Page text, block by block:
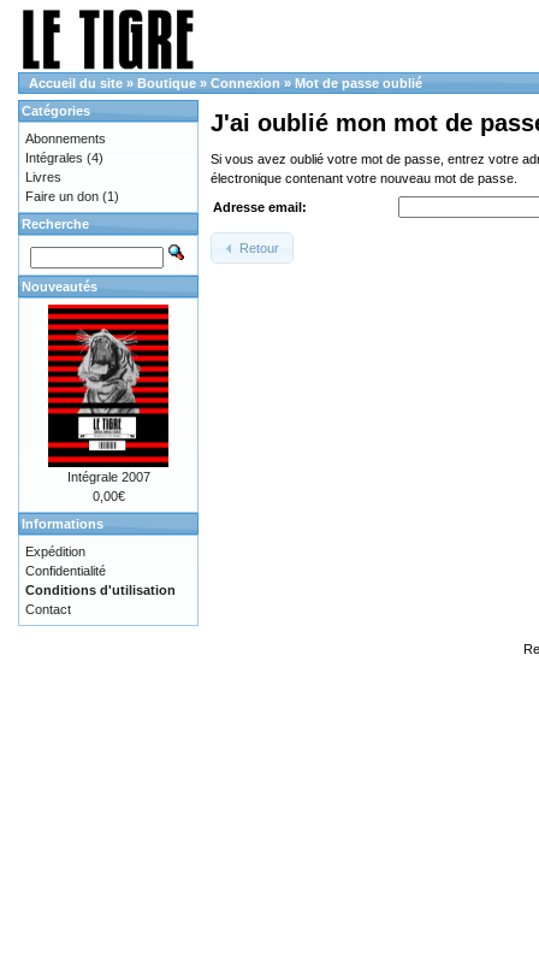
Accueil du site » Boutique » Connexion » Mot de passe oublié
J'ai oublié mon mot de
Si vous avez oublié votre mot de passe, entrez votre
électronique contenant votre nouveau mot de passe.
Adresse email:
Retour
Catégories
Abonnements
Intégrales (4)
Livres
Faire un don (1)
Recherche
Nouveautés
Intégrale 2007
0,00€
Informations
Expédition
Confidentialité
Conditions d'utilisation
Contact